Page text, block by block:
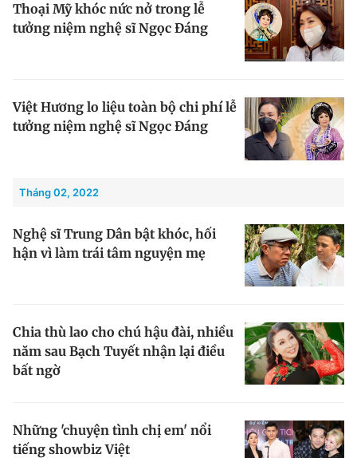
Thoại Mỹ khóc nức nở trong lễ
tưởng niệm nghệ sĩ Ngọc Đáng
Việt Hương lo liệu toàn bộ chi phí lễ
tưởng niệm nghệ sĩ Ngọc Đáng
Tháng 02, 2022
Nghệ sĩ Trung Dân bật khóc, hối
hận vì làm trái tâm nguyện mẹ
Chia thù lao cho chú hậu đài, nhiều
năm sau Bạch Tuyết nhận lại điều
bất ngờ
Những 'chuyện tình chị em' nổi
tiếng showbiz Việt